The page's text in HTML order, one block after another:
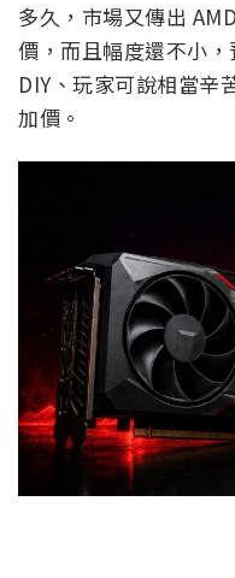
多久，市場又傳出
價，而且幅度還不小
DIY、玩家可說相當辛
加價。